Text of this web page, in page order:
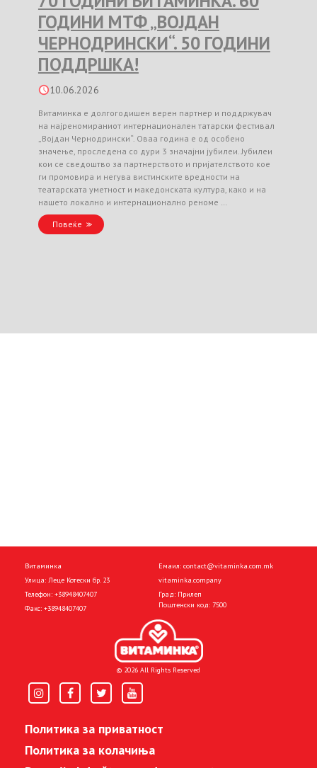
ГОДИНИ МТФ „ВОЈДАН
ЧЕРНОДРИНСКИ“. 50 ГОДИНИ
ПОДДРШКА!
10.06.2026
Витаминка е долгогодишен верен партнер и поддржувач
на најреномираниот интернационален татарски фестивал
„Војдан Чернодрински“. Оваа година е од особено
значење, проследена со дури 3 значајни јубилеи. Јубилеи
кои се сведоштво за партнерството и пријателството кое
ги промовира и негува вистинските вредности на
театарската уметност и македонската култура, како и на
нашето локално и интернационално реноме …
Повеќе
Витаминка
Улица: Леце Котески бр. 23
Телефон: +38948407407
Факс: +38948407407
Емаил: contact@vitaminka.com.mk
vitaminka.company
Град: Прилеп
Поштенски код: 7500
© 2026 All Rights Reserved
Политика за приватност
Политика за колачиња